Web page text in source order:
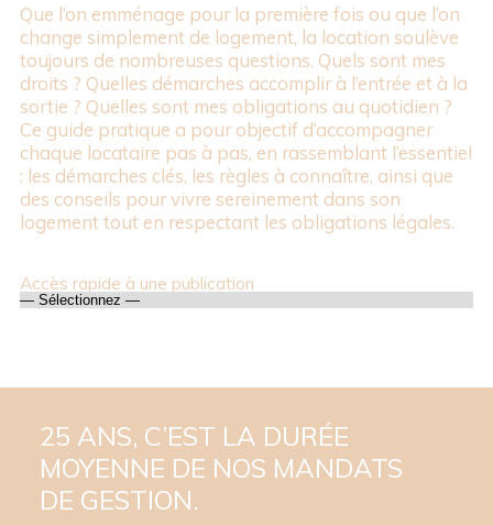
Que l’on emménage pour la première fois ou que l’on
change simplement de logement, la location soulève
toujours de nombreuses questions. Quels sont mes
droits ? Quelles démarches accomplir à l’entrée et à la
sortie ? Quelles sont mes obligations au quotidien ?
Ce guide pratique a pour objectif d’accompagner
chaque locataire pas à pas, en rassemblant l’essentiel
: les démarches clés, les règles à connaître, ainsi que
des conseils pour vivre sereinement dans son
logement tout en respectant les obligations légales.
Accès rapide à une publication
25 ANS, C’EST LA DURÉE
MOYENNE DE NOS MANDATS
DE GESTION.